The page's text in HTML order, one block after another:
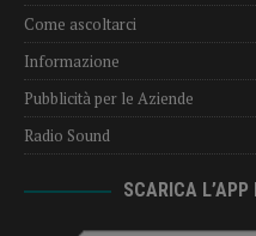
Come ascoltarci
Informazione
Pubblicità per le Aziende
Radio Sound
SCARICA L’APP